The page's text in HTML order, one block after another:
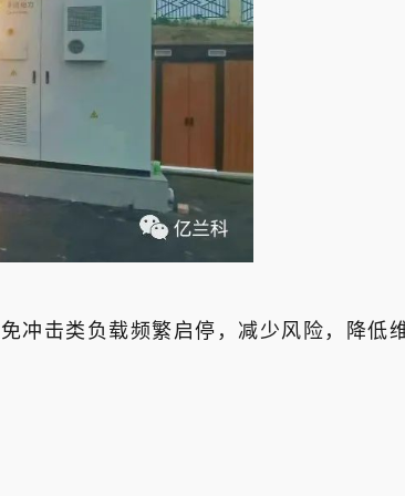
冲击类负载频繁启停，减少风险，降低